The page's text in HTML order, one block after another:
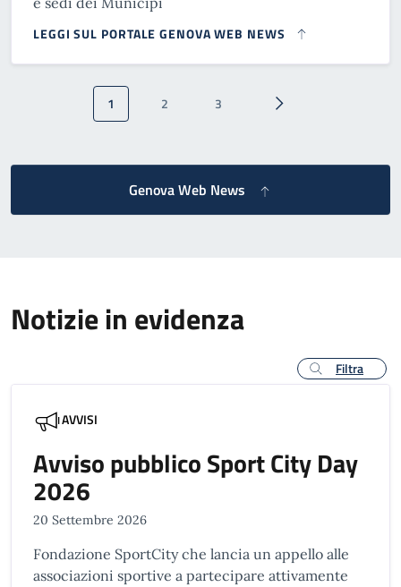
LEGGI SUL PORTALE GENOVA WEB NEWS
Paginazione
Pagina attuale
1 Pagina
2 Pagina
3 Pagina successiva
Genova Web News
Notizie in evidenza
Filtra
AVVISI
Avviso pubblico Sport City Day
2026
20 Settembre 2026
Fondazione SportCity che lancia un appello alle
associazioni sportive a partecipare attivamente